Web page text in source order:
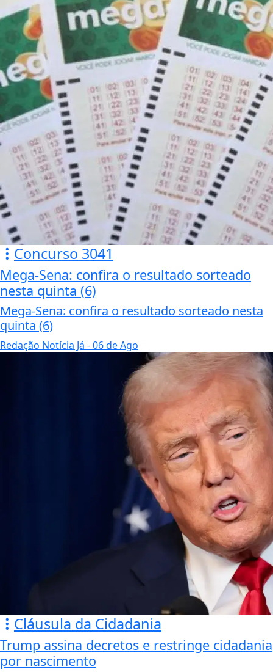
Concurso 3041
Mega-Sena: confira o resultado sorteado
nesta quinta (6)
Mega-Sena: confira o resultado sorteado nesta
quinta (6)
Redação Notícia Já - 06 de Ago
Cláusula da Cidadania
Trump assina decretos e restringe cidadania
por nascimento